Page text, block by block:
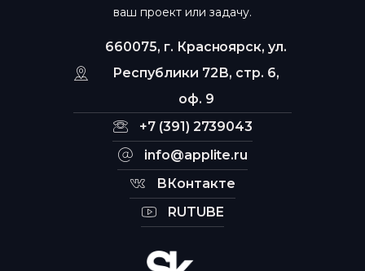
ваш проект или задачу.
660075, г. Красноярск, ул.
Республики 72В, стр. 6,
оф. 9
+7 (391) 2739043
info@applite.ru
ВКонтакте
RUTUBE